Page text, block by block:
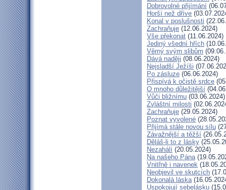
Dobrovolné přijímání
Horší než dříve
Konal v poslušnosti
Zachraňuje (12.06.2024)
Vše překonat (11.06.2024)
Jediný všední hřích
Věrný svým slibům
Dává naději (08.06.2024)
Nejsladší Ježíši
Po zásluze (06.06.2024)
Přispívá k očistě srdce
O mnoho důležitější
Vůči bližnímu (03.06.2024)
Zvláštní milosti
Zachraňuje (29.05.2024)
Poznat vyvolené
Přijímá stále novou sílu
Závažnější a těžší
Děláš-li to z lásky
Nezahálí (20.05.2024)
Na našeho Pána
Vnitřně i navenek
Neobjevil ve skutcích
Dokonalá láska
Uspokojují sebelásku